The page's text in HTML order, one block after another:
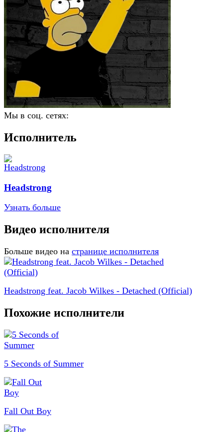
Мы в соц. сетях:
Исполнитель
Headstrong
Узнать больше
Видео исполнителя
Больше видео на странице исполнителя
Headstrong feat. Jacob Wilkes - Detached (Official)
Похожие исполнители
5 Seconds of Summer
Fall Out Boy